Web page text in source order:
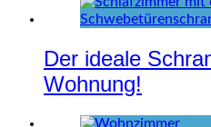
Der ideale
Wohnung!